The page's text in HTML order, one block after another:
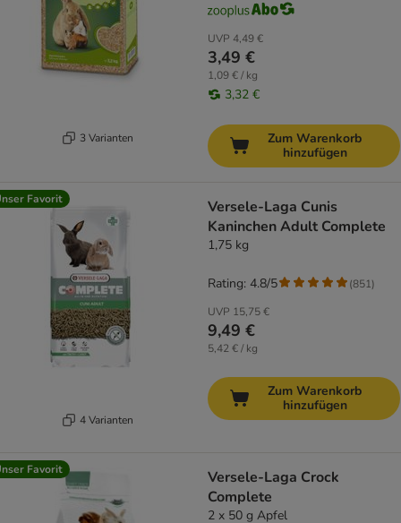
3 Varianten
UVP 4,49 €
3,49 €
1,09 € / kg
3,32 €
Zum Warenkorb
hinzufügen
Favorit
4 Varianten
Versele-Laga Cunis
Kaninchen Adult Complete
1,75 kg
UVP 15,75 €
9,49 €
5,42 € / kg
Rating: 4.8/5 (851)
Zum Warenkorb
hinzufügen
Favorit
Versele-Laga Crock
Complete
2 x 50 g Apfel